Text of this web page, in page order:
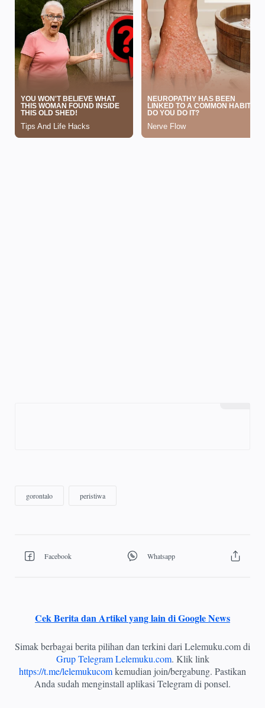
Cek Berita dan Artikel yang lain di Google News
Simak berbagai berita pilihan dan terkini dari Lelemuku.com di
Grup Telegram Lelemuku.com. Klik link
https://t.me/lelemukucomkemudian join/bergabung. Pastikan
Anda sudah menginstall aplikasi Telegram di ponsel.